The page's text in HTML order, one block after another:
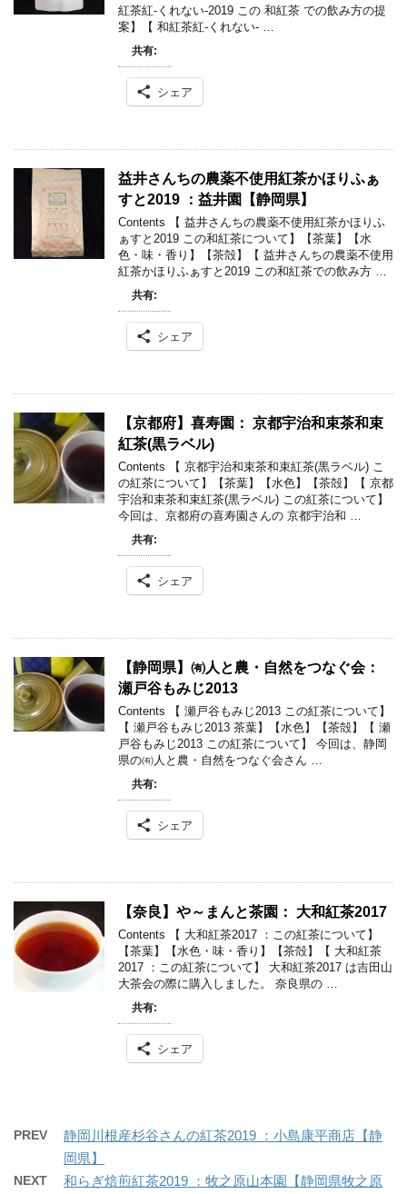
紅茶紅-くれない-2019 この 和紅茶 での飲み方の提
案】【 和紅茶紅-くれない- …
共有:
シェア
益井さんちの農薬不使用紅茶かほりふぁ
すと2019 ：益井園【静岡県】
Contents 【 益井さんちの農薬不使用紅茶かほりふ
ぁすと2019 この和紅茶について】【茶葉】【水
色・味・香り】【茶殻】【 益井さんちの農薬不使用
紅茶かほりふぁすと2019 この和紅茶での飲み方 …
共有:
シェア
【京都府】喜寿園： 京都宇治和束茶和束
紅茶(黒ラベル)
Contents 【 京都宇治和束茶和束紅茶(黒ラベル) こ
の紅茶について】【茶葉】【水色】【茶殻】【 京都
宇治和束茶和束紅茶(黒ラベル) この紅茶について】
今回は、京都府の喜寿園さんの 京都宇治和 …
共有:
シェア
【静岡県】㈲人と農・自然をつなぐ会：
瀬戸谷もみじ2013
Contents 【 瀬戸谷もみじ2013 この紅茶について】
【 瀬戸谷もみじ2013 茶葉】【水色】【茶殻】【 瀬
戸谷もみじ2013 この紅茶について】 今回は、静岡
県の㈲人と農・自然をつなぐ会さん …
共有:
シェア
【奈良】や～まんと茶園： 大和紅茶2017
Contents 【 大和紅茶2017 ：この紅茶について】
【茶葉】【水色・味・香り】【茶殻】【 大和紅茶
2017 ：この紅茶について】 大和紅茶2017 は吉田山
大茶会の際に購入しました。 奈良県の …
共有:
シェア
PREV
静岡川根産杉谷さんの紅茶2019 ：小島康平商店【静
岡県】
NEXT
和らぎ焙煎紅茶2019 ：牧之原山本園【静岡県牧之原